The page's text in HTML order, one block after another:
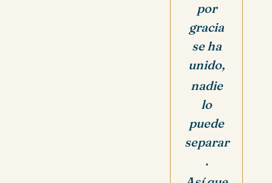
por
gracia
se ha
unido,
nadie
lo
puede
separar
.